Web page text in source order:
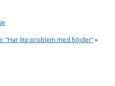
”Har lite problem med höjder”»